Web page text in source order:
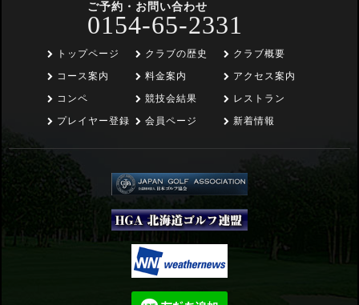
ご予約・お問い合わせ
0154-65-2331
トップページ
コース案内
コンペ
プレイヤー登録
クラブの歴史
料金案内
競技会結果
会員ページ
クラブ概要
アクセス案内
レストラン
新着情報